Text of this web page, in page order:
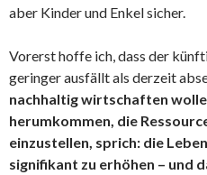
aber Kinder und Enkel sicher.
Vorerst hoffe ich, dass der
geringer ausfällt als derzeit
nachhaltig wirtschaften
herumkommen, die
einzustellen, sprich: die
signifikant zu erhöhen – und